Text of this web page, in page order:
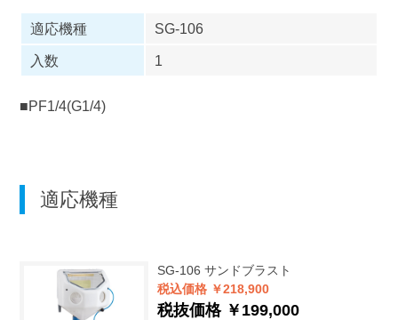
適応機種
SG-106
入数
1
■PF1/4(G1/4)
適応機種
SG-106 サンドブラスト
税込価格 ￥218,900
税抜価格 ￥199,000